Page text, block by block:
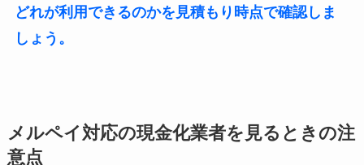
どれが利用できるのかを見積もり時点で確認しま
しょう。
メルペイ対応の現金化業者を見るときの注
意点